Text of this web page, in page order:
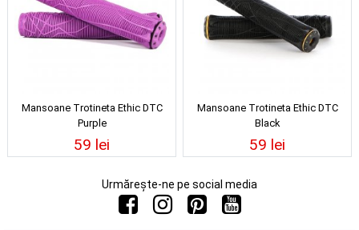
Mansoane Trotineta Ethic DTC
Purple
59 lei
Mansoane Trotineta Ethic DTC
Black
59 lei
Urmărește-ne pe social media